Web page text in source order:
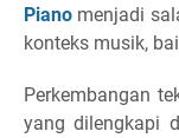
Piano menjadi
konteks musik,
Perkembangan
yang dilengkapi